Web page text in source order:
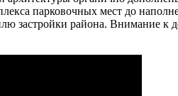
парковочных мест до
застройки района. Внимание к